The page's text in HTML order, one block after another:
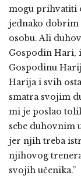
mogu prihvatiti
jednako
osobu. Ali
Gospodin Hari,
Gospodinu
Harija i svih
smatra svojim
mi je poslao
sebe duhovnim
jer njih treba
njihovog
svojih učenika.”